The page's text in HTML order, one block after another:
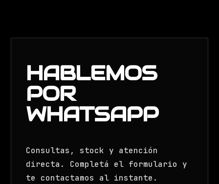
HABLEMOS
POR
WHATSAPP
Consultas, stock y atención
directa. Completá el formulario y
te contactamos al instante.